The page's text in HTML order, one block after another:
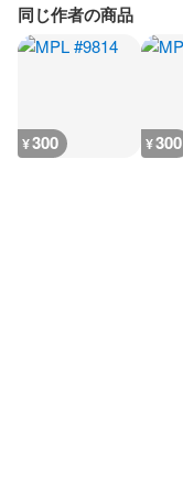
同じ作者の商品
¥300 ¥300